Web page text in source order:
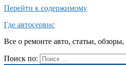
Перейти к содержимому
Где автосервис
Все о ремонте авто, статьи,
Поиск по: